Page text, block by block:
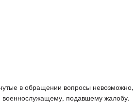
в обращении вопросы
военнослужащему, подавшему жалобу.